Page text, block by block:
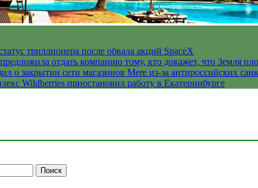
триллионера после обвала акций SpaceX
отдать компанию тому, кто докажет, что Земля
о закрытии сети магазинов Mere из-за антироссийских
Wildberries приостановил работу в Екатеринбурге